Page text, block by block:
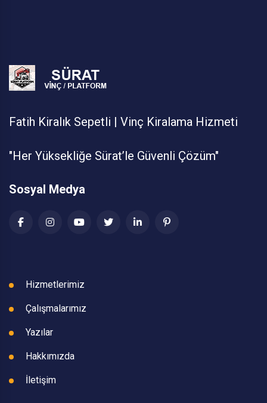
Fatih Kiralık Sepetli | Vinç Kiralama Hizmeti
"Her Yüksekliğe Sürat’le Güvenli Çözüm"
Sosyal Medya
Hizmetlerimiz
Çalışmalarımız
Yazılar
Hakkımızda
İletişim